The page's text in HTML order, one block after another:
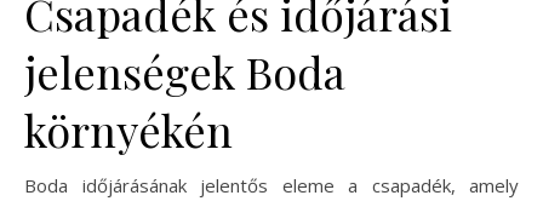
Csapadék és időjárási
jelenségek Boda
környékén
Boda időjárásának jelentős eleme a csapadék, amely